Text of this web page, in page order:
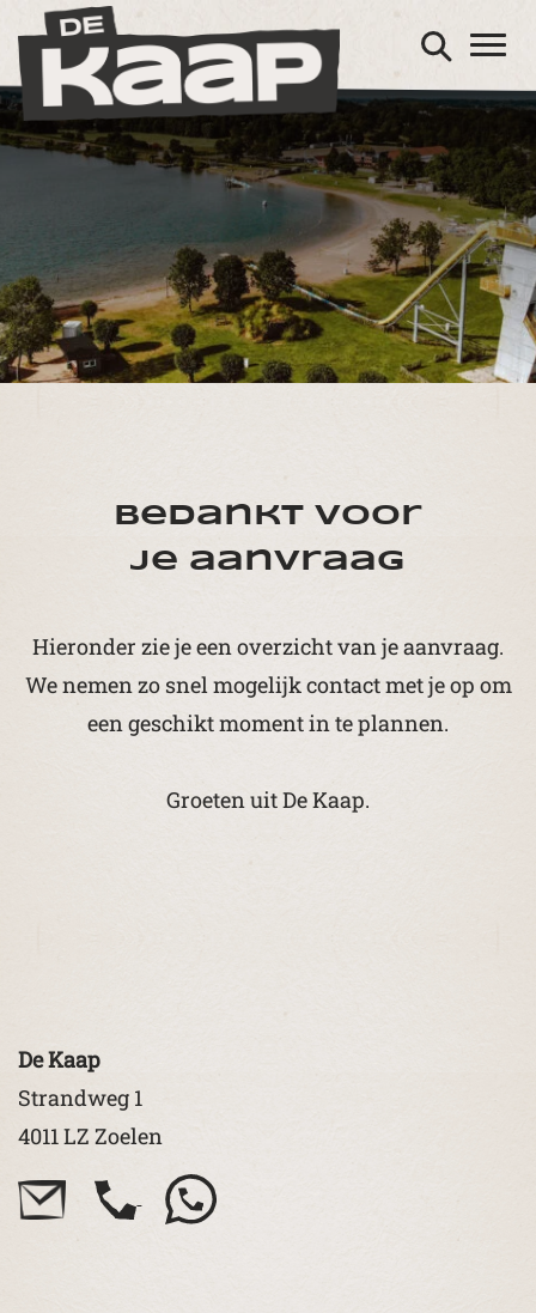
Bedankt voor
je aanvraag
Hieronder zie je een overzicht van je aanvraag.
We nemen zo snel mogelijk contact met je op om
een geschikt moment in te plannen.
Groeten uit De Kaap.
De Kaap
Strandweg 1
4011 LZ Zoelen